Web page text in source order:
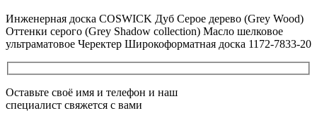
Инженерная доска COSWICK Дуб Серое дерево (Grey Wood)
Оттенки серого (Grеy Shadow collection) Масло шелковое
ультраматовое Черектер Широкоформатная доска 1172-7833-20
Оставьте своё имя и телефон и наш
специалист свяжется с вами